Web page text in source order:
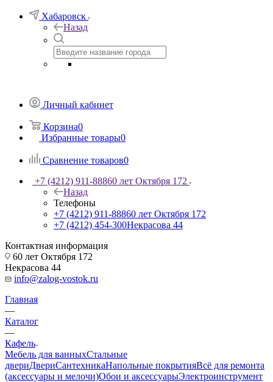
Хабаровск
Назад
Личный кабинет
Корзина0
Избранные товары0
Сравнение товаров0
+7 (4212) 911-88860 лет Октября 172
Назад
Телефоны
+7 (4212) 911-88860 лет Октября 172
+7 (4212) 454-300Некрасова 44
Контактная информация
60 лет Октября 172
Некрасова 44
info@zalog-vostok.ru
Главная
—
Каталог
—
Кафель
Мебель для ванныхСтальные
двериДвериСантехникаНапольные покрытияВсё для ремонта
(аксессуары и мелочи)Обои и аксессуарыЭлектроинструмент